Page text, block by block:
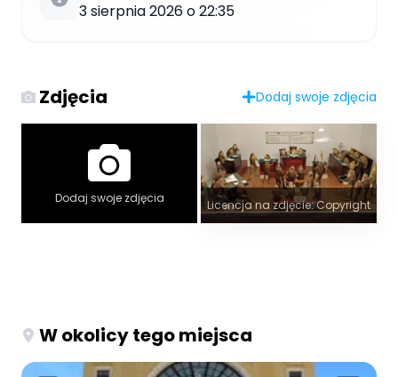
3 sierpnia 2026 o 22:35
Zdjęcia Dodaj swoje zdjęcia
Dodaj swoje zdjęcia Licencja na zdjęcie: Copyright
W okolicy tego miejsca